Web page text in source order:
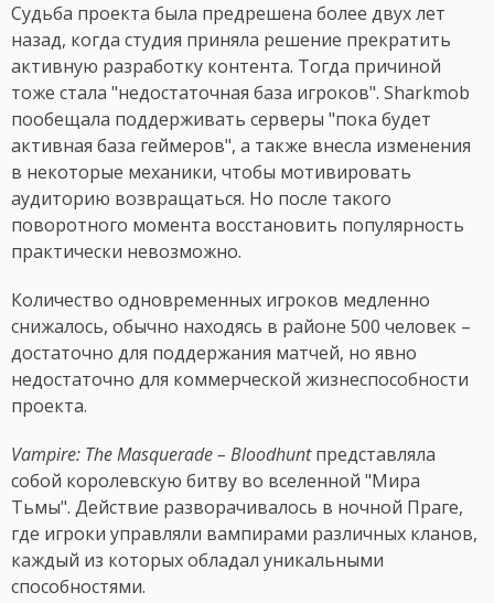
Судьба проекта была предрешена более двух лет
назад, когда студия приняла решение прекратить
активную разработку контента. Тогда причиной
тоже стала "недостаточная база игроков". Sharkmob
пообещала поддерживать серверы "пока будет
активная база геймеров", а также внесла изменения
в некоторые механики, чтобы мотивировать
аудиторию возвращаться. Но после такого
поворотного момента восстановить популярность
практически невозможно.
Количество одновременных игроков медленно
снижалось, обычно находясь в районе 500 человек –
достаточно для поддержания матчей, но явно
недостаточно для коммерческой жизнеспособности
проекта.
Vampire: The Masquerade – Bloodhuntпредставляла
собой королевскую битву во вселенной "Мира
Тьмы". Действие разворачивалось в ночной Праге,
где игроки управляли вампирами различных кланов,
каждый из которых обладал уникальными
способностями.